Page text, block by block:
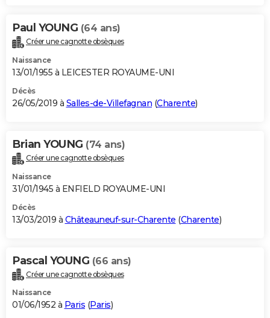
Paul YOUNG (64 ans)
Créer une cagnotte obsèques
Naissance
13/01/1955 à LEICESTER ROYAUME-UNI
Décès
26/05/2019 à Salles-de-Villefagnan (Charente)
Brian YOUNG (74 ans)
Créer une cagnotte obsèques
Naissance
31/01/1945 à ENFIELD ROYAUME-UNI
Décès
13/03/2019 à Châteauneuf-sur-Charente (Charente)
Pascal YOUNG (66 ans)
Créer une cagnotte obsèques
Naissance
01/06/1952 à Paris (Paris)